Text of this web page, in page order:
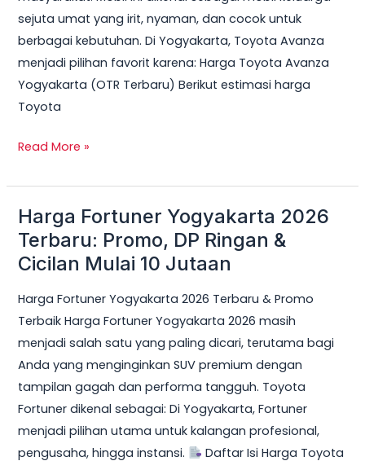
sejuta umat yang irit, nyaman, dan cocok untuk
berbagai kebutuhan. Di Yogyakarta, Toyota Avanza
menjadi pilihan favorit karena: Harga Toyota Avanza
Yogyakarta (OTR Terbaru) Berikut estimasi harga
Toyota
Read More »
Harga Fortuner Yogyakarta 2026
Terbaru: Promo, DP Ringan &
Cicilan Mulai 10 Jutaan
Harga Fortuner Yogyakarta 2026 Terbaru & Promo
Terbaik Harga Fortuner Yogyakarta 2026 masih
menjadi salah satu yang paling dicari, terutama bagi
Anda yang menginginkan SUV premium dengan
tampilan gagah dan performa tangguh. Toyota
Fortuner dikenal sebagai: Di Yogyakarta, Fortuner
menjadi pilihan utama untuk kalangan profesional,
pengusaha, hingga instansi.
Daftar Isi Harga Toyota
Harga
Fortuner
Yogyakarta
Terbaru:
Promo,
DP
Ringan
&
Cicilan
Mulai
10